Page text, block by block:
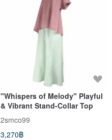
"Whispers of Melody" Playful
& Vibrant Stand-Collar Top
2smco99
3,270฿